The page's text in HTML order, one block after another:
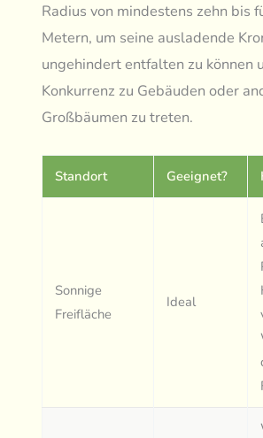
Radius von mindestens zehn bis
Metern, um seine ausladende
ungehindert entfalten zu können
Konkurrenz zu Gebäuden oder
Großbäumen zu treten.
Standort Geeignet?
Sonnige
Freifläche
Ideal